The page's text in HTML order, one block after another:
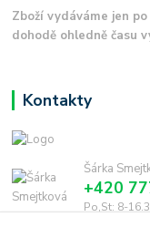
Zboží vydáváme jen
dohodě ohledně času
Kontakty
Šárka
+420
Po,St: 8-